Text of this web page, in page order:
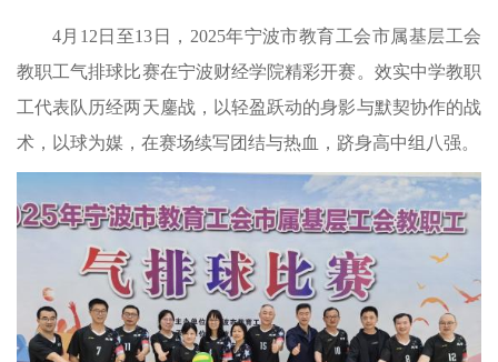
4月12日至13日，2025年宁波市教育工会市属基层工会
教职工气排球比赛在宁波财经学院精彩开赛。效实中学教职
工代表队历经两天鏖战，以轻盈跃动的身影与默契协作的战
术，以球为媒，在赛场续写团结与热血，跻身高中组八强。